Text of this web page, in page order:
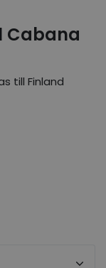
Cabana
till Finland